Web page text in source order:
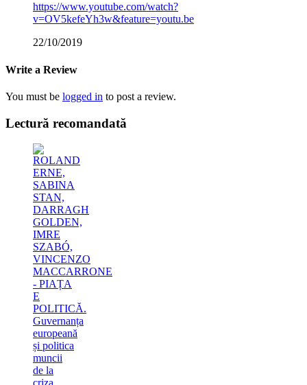
https://www.youtube.com/watch?
v=OV5kefeYh3w&feature=youtu.be
22/10/2019
Write a Review
You must be logged in to post a review.
Lectură recomandată